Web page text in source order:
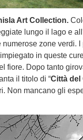
Art Collection.
lungo il lago e
zone verdi. I
in queste
fiore. Dopo tanto
il titolo di “Città del
Non mancano gli